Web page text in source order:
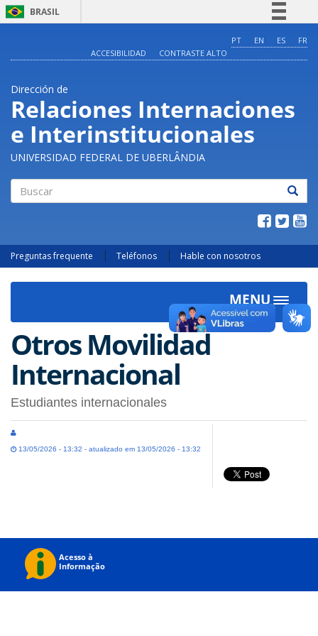
BRASIL
Comunica BR
Acesso à informação
Legislação
Canais
PT EN ES
FR
ACCESIBILIDAD
CONTRASTE ALTO
Dirección de
Relaciones Internaciones
e Interinstitucionales
UNIVERSIDAD FEDERAL DE UBERLÂNDIA
Preguntas frequente Teléfonos Hable con nosotros
MENU
Toggle
Otros Movilidad
Internacional
Estudiantes internacionales
13/05/2026 - 13:32 - atualizado em 13/05/2026 - 13:32